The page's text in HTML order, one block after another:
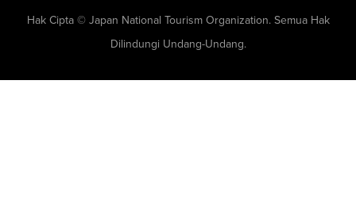
Hak Cipta © Japan National Tourism Organization. Semua Hak
Dilindungi Undang-Undang.